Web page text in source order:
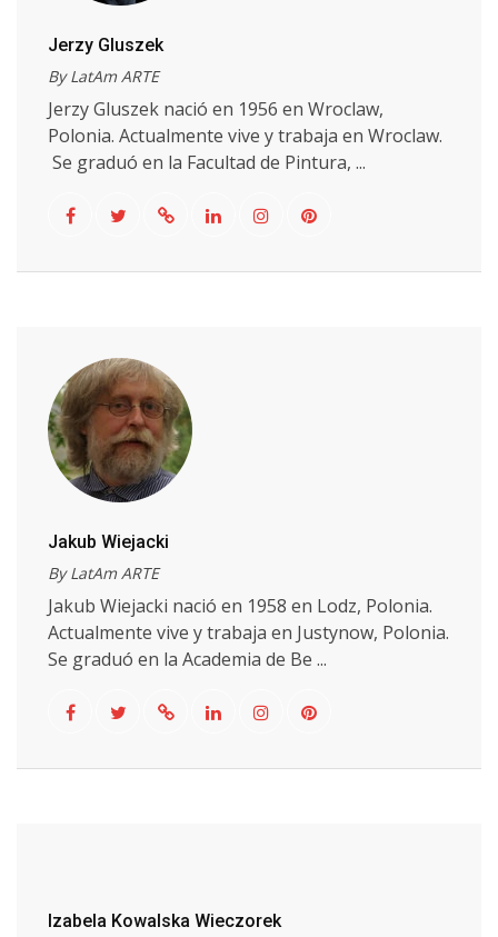
Jerzy Gluszek
By LatAm ARTE
Jerzy Gluszek nació en 1956 en Wroclaw,
Polonia. Actualmente vive y trabaja en Wroclaw.
Se graduó en la Facultad de Pintura, ...
Jakub Wiejacki
By LatAm ARTE
Jakub Wiejacki nació en 1958 en Lodz, Polonia.
Actualmente vive y trabaja en Justynow, Polonia.
Se graduó en la Academia de Be ...
Izabela Kowalska Wieczorek